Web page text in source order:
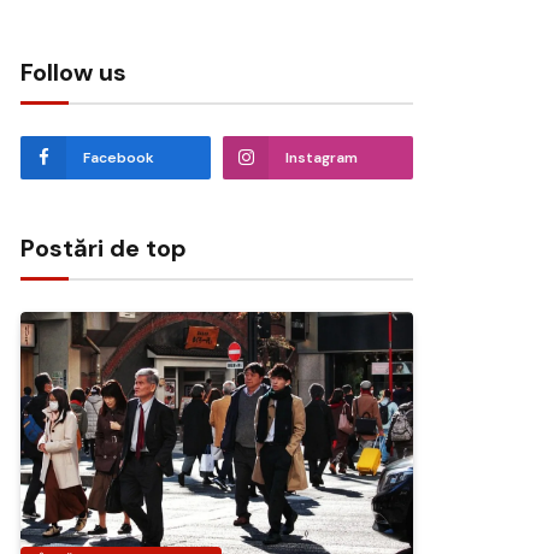
Follow us
Facebook Instagram
Postări de top